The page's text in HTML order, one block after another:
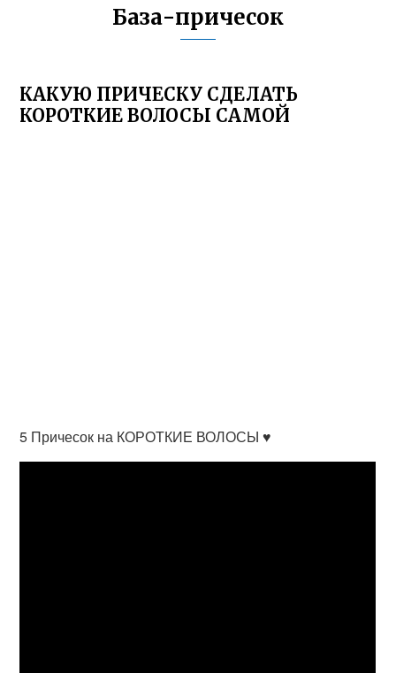
База-причесок
КАКУЮ ПРИЧЕСКУ СДЕЛАТЬ
КОРОТКИЕ ВОЛОСЫ САМОЙ
5 Причесок на КОРОТКИЕ ВОЛОСЫ ♥